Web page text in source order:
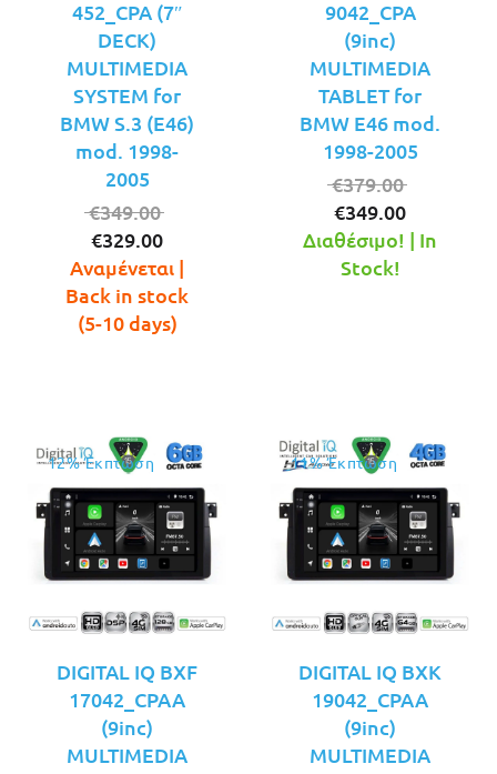
452_CPA (7″
DECK)
MULTIMEDIA
SYSTEM for
BMW S.3 (E46)
mod. 1998-
2005
€349.00
was:
€349.00.
€329.00
τρέχουσα
τιμή
είναι:
Αναμένεται |
Back in stock
(5-10 days)
9042_CPA
(9inc)
MULTIMEDIA
TABLET for
BMW E46 mod.
1998-2005
€379.00
was:
€349.00
τρέχουσα
Διαθέσιμο! | In
Stock!
12% Έκπτωση
DIGITAL IQ BXF
17042_CPAA
(9inc)
MULTIMEDIA
11% Έκπτωση
DIGITAL IQ BXK
19042_CPAA
(9inc)
MULTIMEDIA